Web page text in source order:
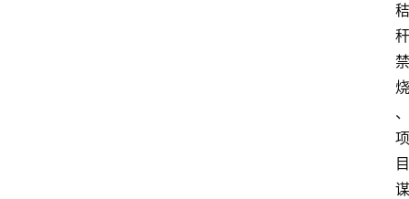
秸
秆
禁
烧
、
项
目
谋